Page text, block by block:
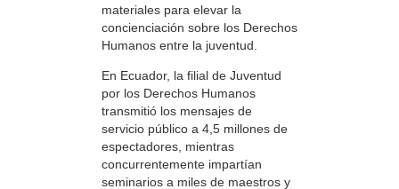
materiales para elevar la
concienciación sobre los Derechos
Humanos entre la juventud.
En Ecuador, la filial de Juventud
por los Derechos Humanos
transmitió los mensajes de
servicio público a 4,5 millones de
espectadores, mientras
concurrentemente impartían
seminarios a miles de maestros y